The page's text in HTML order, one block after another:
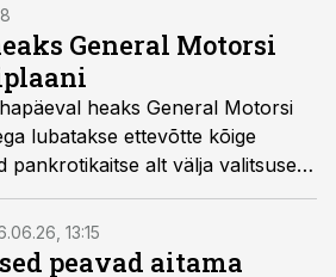
General Motorsi
heaks General Motorsi
lubatakse ettevõtte kõige
13:15
peavad aitama